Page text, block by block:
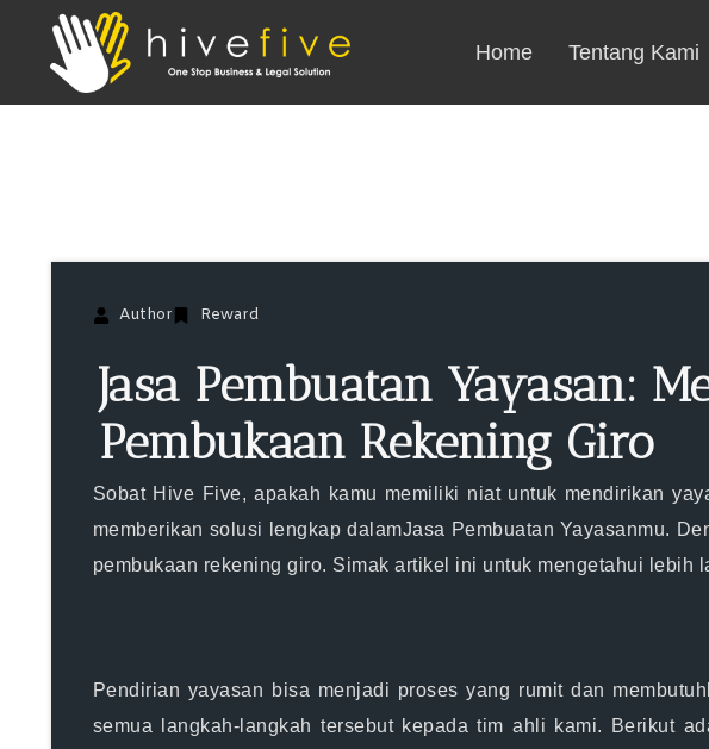
Home Tentang Kami
Author Reward
Jasa Pembuatan Yayasan:
Pembukaan Rekening Giro
Sobat Hive Five, apakah kamu memiliki niat untuk mendirikan
memberikan solusi lengkap dalamJasa Pembuatan Yayasanmu.
pembukaan rekening giro. Simak artikel ini untuk mengetahui lebih
Pendirian yayasan bisa menjadi proses yang rumit dan
semua langkah-langkah tersebut kepada tim ahli kami. Berikut